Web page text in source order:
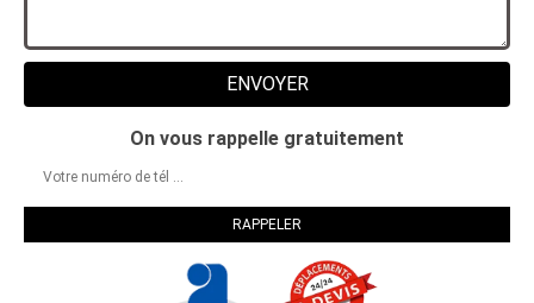
On vous rappelle gratuitement